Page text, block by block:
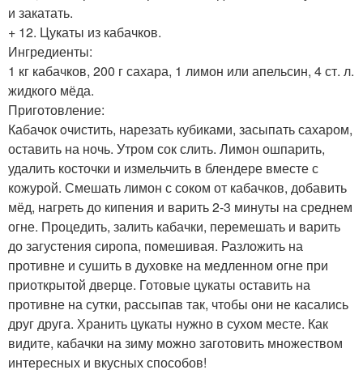
и закатать.
+ 12. Цукаты из кабачков.
Ингредиенты:
1 кг кабачков, 200 г сахара, 1 лимон или апельсин, 4 ст. л.
жидкого мёда.
Приготовление:
Кабачок oчистить, нарезать кубиками, засыпать сахаром,
оставить на ночь. Утром сок слить. Лимон ошпарить,
удалить косточки и измельчить в блендере вместе с
кожурой. Смешать лимон с соком от кабачков, добавить
мёд, нагреть до кипения и варить 2-3 минуты на среднем
огне. Процедить, залить кабачки, перемешать и варить
до загустения сиропа, помешивая. Разложить на
противне и сушить в духовке на медленном огне при
приоткрытой дверце. Готовые цукаты оставить на
противне на сутки, рассыпав так, чтобы они не касались
друг друга. Хранить цукаты нужно в сухом месте. Как
видите, кабачки на зиму можно заготовить множеством
интересных и вкусных способов!